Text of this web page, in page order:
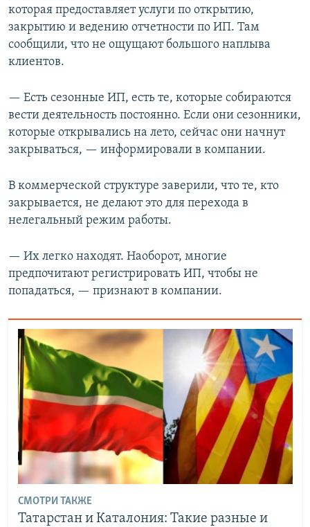
которая предоставляет услуги по открытию,
закрытию и ведению отчетности по ИП. Там
сообщили, что не ощущают большого наплыва
клиентов.
— Есть сезонные ИП, есть те, которые собираются
вести деятельность постоянно. Если они сезонники,
которые открывались на лето, сейчас они начнут
закрываться, — информировали в компании.
В коммерческой структуре заверили, что те, кто
закрывается, не делают это для перехода в
нелегальный режим работы.
— Их легко находят. Наоборот, многие
предпочитают регистрировать ИП, чтобы не
попадаться, — признают в компании.
СМОТРИ ТАКЖЕ
Татарстан и Каталония: Такие разные и